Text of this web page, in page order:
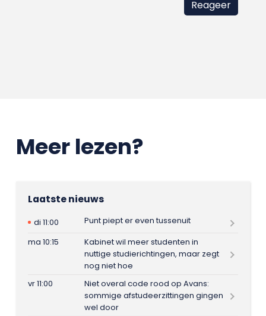
Meer lezen?
Laatste nieuws
di 11:00
Punt piept er even tussenuit
ma 10:15
Kabinet wil meer studenten in
nuttige studierichtingen, maar zegt
nog niet hoe
vr 11:00
Niet overal code rood op Avans:
sommige afstudeerzittingen gingen
wel door